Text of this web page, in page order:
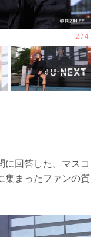
に回答した。マスコ
集まったファンの質